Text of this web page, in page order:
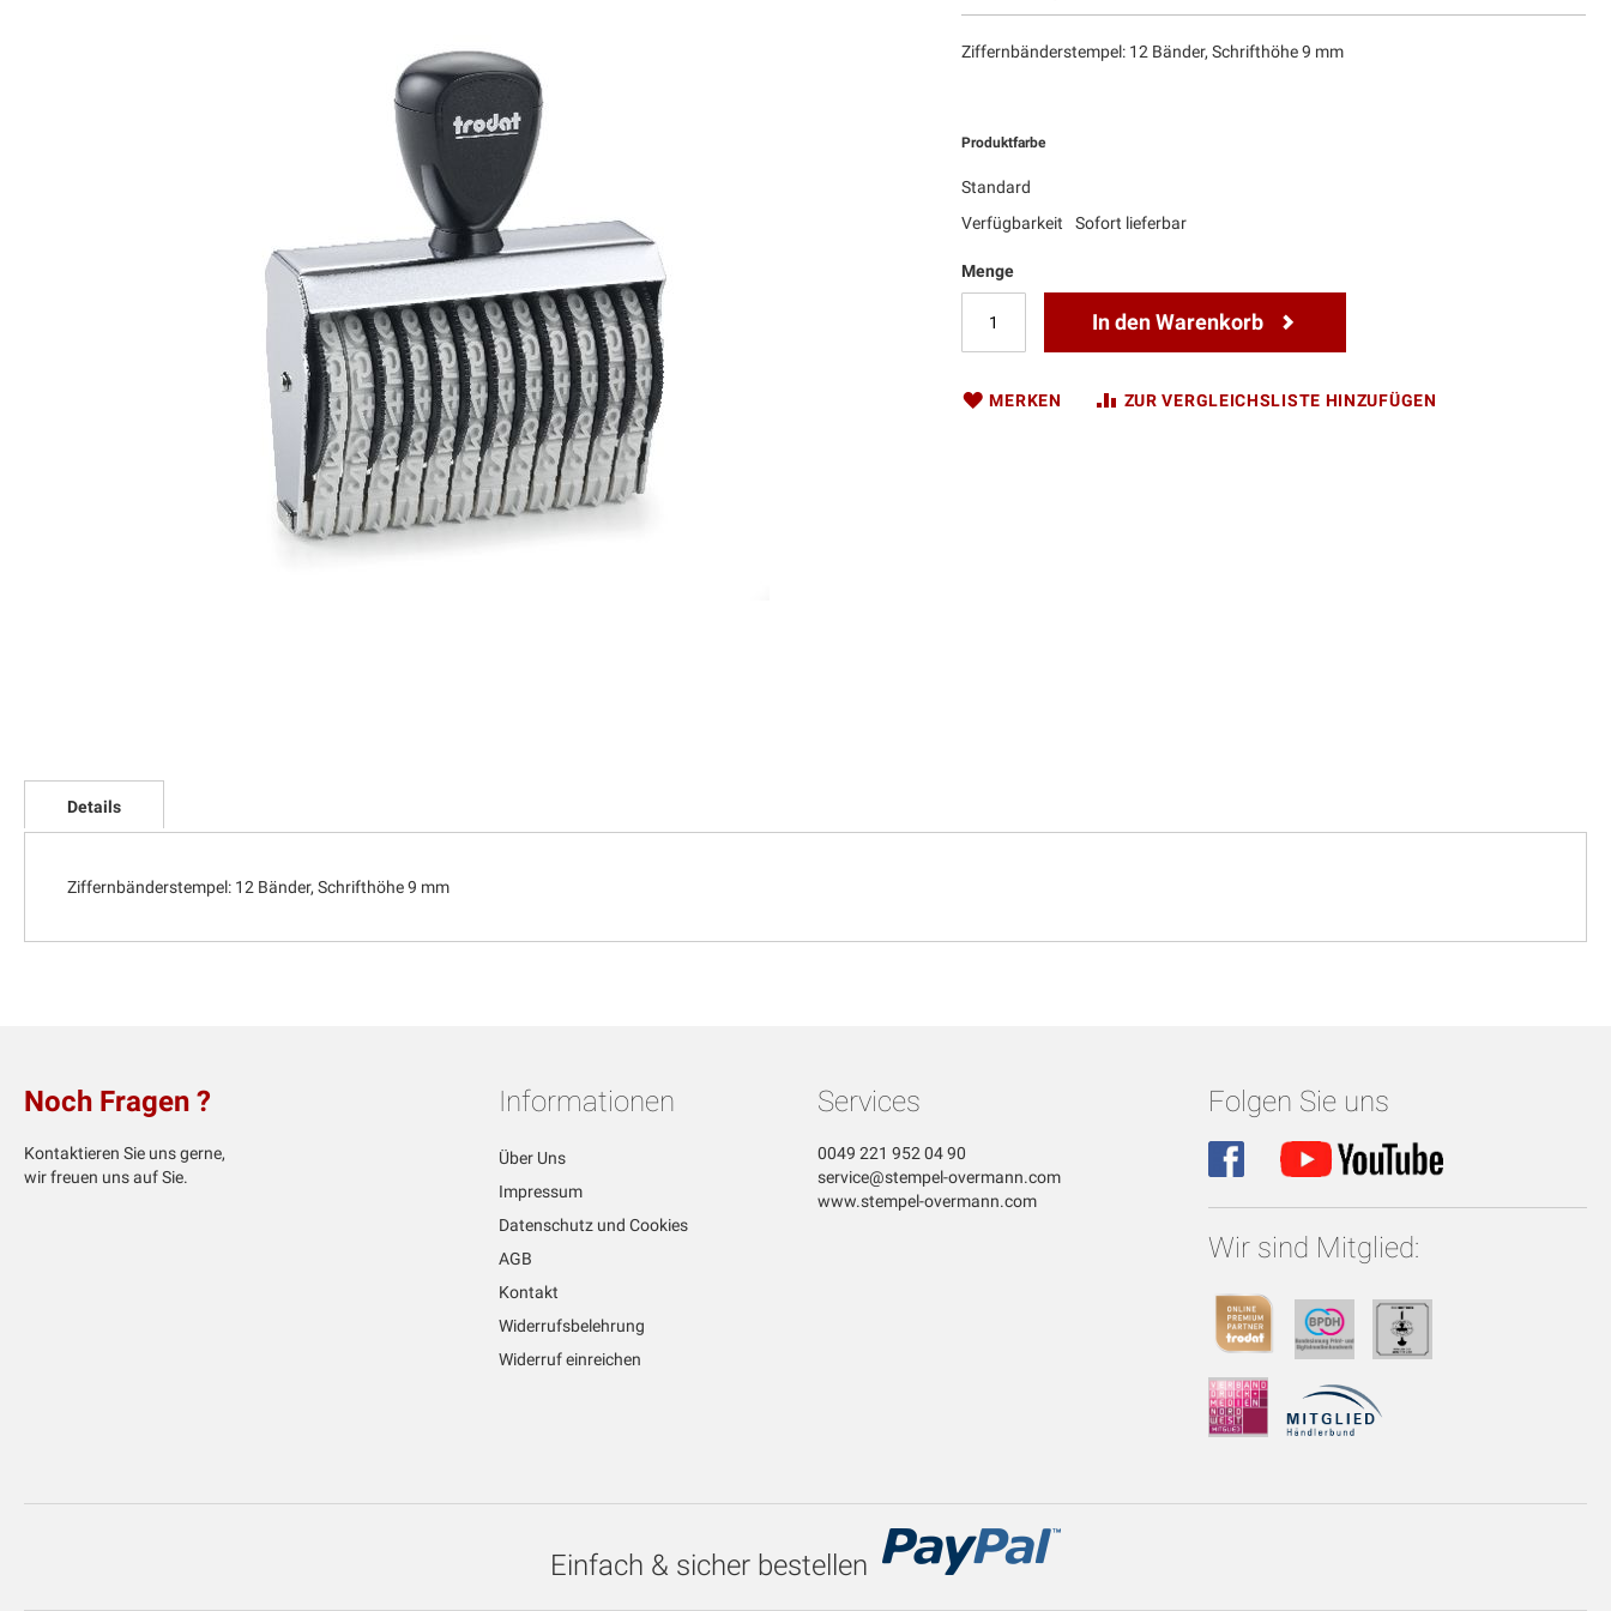
Anfang
Bildgalerie
Ziffernbänderstempel: 12 Bänder, Schrifthöhe 9 mm
Produktfarbe
Standard
Verfügbarkeit
Sofort lieferbar
Menge
In den Warenkorb
MERKEN ZUR VERGLEICHSLISTE HINZUFÜGEN
Details
Ziffernbänderstempel: 12 Bänder, Schrifthöhe 9 mm
Noch Fragen ?
Kontaktieren Sie uns gerne,
wir freuen uns auf Sie.
Informationen
Über Uns
Impressum
Datenschutz und Cookies
AGB
Kontakt
Widerrufsbelehrung
Widerruf einreichen
Services
0049 221 952 04 90
service@stempel-overmann.com
www.stempel-overmann.com
Folgen Sie uns
Wir sind Mitglied:
Einfach & sicher bestellen